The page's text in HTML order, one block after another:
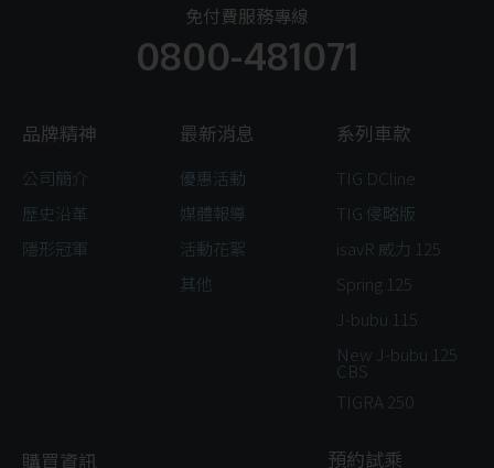
免付費服務專線
0800-481071
品牌精神
公司簡介
歷史沿革
隱形冠軍
最新消息
優惠活動
媒體報導
活動花絮
其他
系列車款
TIG DCline
TIG 侵略版
isavR 威力 125
Spring 125
J-bubu 115
New J-bubu 125
CBS
TIGRA 250
購買資訊 預約試乘